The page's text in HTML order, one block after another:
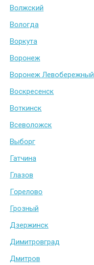
Волжский
Вологда
Воркута
Воронеж
Воронеж Левобережный
Воскресенск
Воткинск
Всеволожск
Выборг
Гатчина
Глазов
Горелово
Грозный
Дзержинск
Димитровград
Дмитров